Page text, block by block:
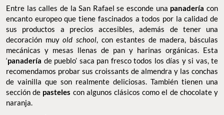
Entre las calles de la San Rafael se esconde una panadería con
encanto europeo que tiene fascinados a todos por la calidad de
sus productos a precios accesibles, además de tener una
decoración muyold school, con estantes de madera, básculas
mecánicas y mesas llenas de pan y harinas orgánicas. Esta
‘panadería de pueblo’ saca pan fresco todos los días y si vas, te
recomendamos probar sus croissants de almendra y las conchas
de vainilla que son realmente deliciosas. También tienen una
sección de pasteles con algunos clásicos como el de chocolate y
naranja.